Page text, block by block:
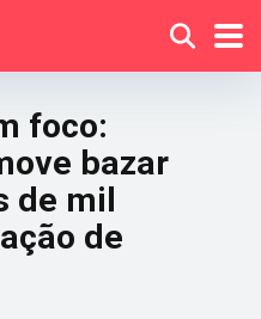
foco:
bazar
de mil
de